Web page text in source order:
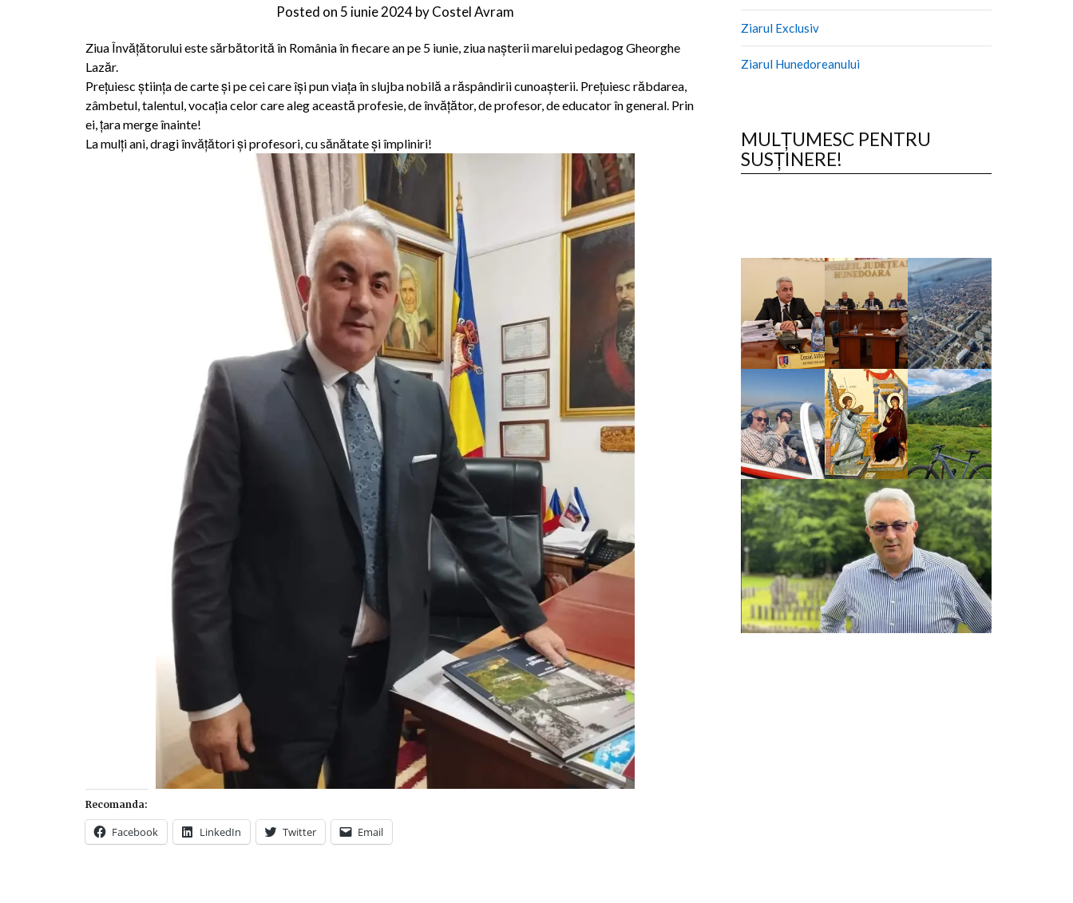
Posted on 5 iunie 2024byCostel Avram
Ziua Învăţătorului este sărbătorită în România în fiecare an pe 5 iunie, ziua naşterii marelui pedagog Gheorghe
Lazăr.
Prețuiesc știința de carte și pe cei care își pun viața în slujba nobilă a răspândirii cunoașterii. Prețuiesc răbdarea,
zâmbetul, talentul, vocația celor care aleg această profesie, de învățător, de profesor, de educator în general. Prin
ei, țara merge înainte!
La mulți ani, dragi învățători și profesori, cu sănătate și împliniri!
Recomanda:
Facebook LinkedIn Twitter Email
Ziarul Exclusiv
Ziarul Hunedoreanului
MULȚUMESC PENTRU
SUSȚINERE!